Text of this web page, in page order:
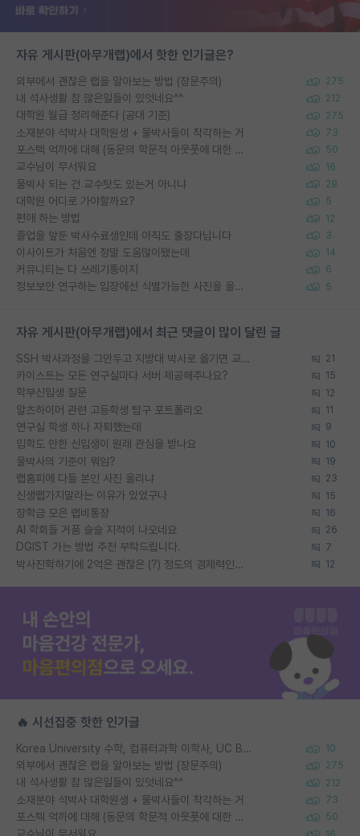
자유 게시판(아무개랩)에서 핫한 인기글은?
외부에서 괜찮은 랩을 알아보는 방법 (장문주의) 275
내 석사생활 참 많은일들이 있엇네요^^ 212
대학원 월급 정리해준다 (공대 기준) 275
소재분야 석박사 대학원생 + 물박사들이 착각하는 거 73
포스텍 억까에 대해 (동문의 학문적 아웃풋에 대한 반박) 50
교수님이 무서워요 16
물박사 되는 건 교수탓도 있는거 아니냐 29
대학원 어디로 가야할까요? 5
편애 하는 방법 12
졸업을 앞둔 박사수료생인데 아직도 출장다닙니다 3
이사이트가 처음엔 정말 도움많이됐는데 14
커뮤니티는 다 쓰레기통이지 6
정보보안 연구하는 입장에선 식별가능한 사진을 올리는건 비추이긴함 5
자유 게시판(아무개랩)에서 최근 댓글이 많이 달린 글
SSH 박사과정을 그만두고 지방대 박사로 옮기면 교수의 꿈은 끝일까요? 21
카이스트는 모든 연구실마다 서버 제공해주나요? 15
학부신입생 질문 12
알츠하이머 관련 고등학생 탐구 포트폴리오 11
연구실 학생 하나 자퇴했는데 9
입학도 안한 신입생이 원래 관심을 받나요 10
물박사의 기준이 뭐임? 19
랩홈피에 다들 본인 사진 올리냐 23
신생랩가지말라는 이유가 있었구나 15
장학금 모은 랩비통장 16
AI 학회들 거품 슬슬 지적이 나오네요 26
DGIST 가는 방법 추천 부탁드립니다. 7
박사진학하기에 2억은 괜찮은 (?) 정도의 경제력인가요 12
🔥 시선집중 핫한 인기글
Korea University 수학, 컴퓨터과학 이학사, UC Berkeley 산업공학 대학원 공학박사가 되는 것은 쉽지 않겠죠? 10
외부에서 괜찮은 랩을 알아보는 방법 (장문주의) 275
내 석사생활 참 많은일들이 있엇네요^^ 212
소재분야 석박사 대학원생 + 물박사들이 착각하는 거 73
포스텍 억까에 대해 (동문의 학문적 아웃풋에 대한 반박) 50